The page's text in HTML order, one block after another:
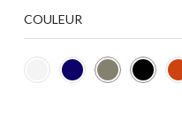
COULEUR